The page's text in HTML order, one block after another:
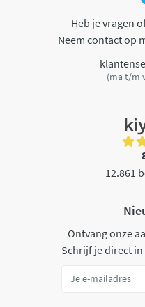
Heb je vragen
Neem contact op
(ma t/m
12.861
Ontvang onze
Schrijf je direct